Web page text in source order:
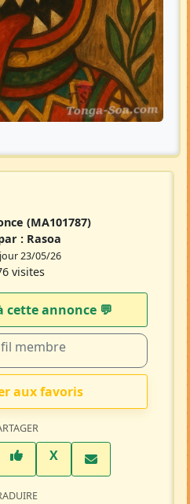
(MA101787)
: Rasoa
23/05/26
visites
cette annonce 💬​
membre
aux favoris
Facebook
XTwitter X